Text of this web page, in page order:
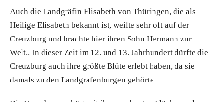
Auch die Landgräfin Elisabeth von Thüringen, die als
Heilige Elisabeth bekannt ist, weilte sehr oft auf der
Creuzburg und brachte hier ihren Sohn Hermann zur
Welt.. In dieser Zeit im 12. und 13. Jahrhundert dürfte die
Creuzburg auch ihre größte Blüte erlebt haben, da sie
damals zu den Landgrafenburgen gehörte.